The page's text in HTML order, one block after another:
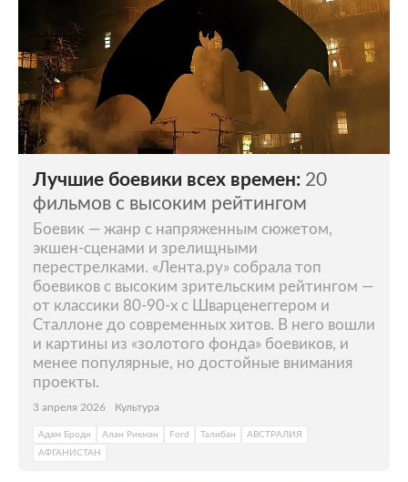
Лучшие боевики всех времен: 20
фильмов с высоким рейтингом
Боевик — жанр с напряженным сюжетом,
экшен‑сценами и зрелищными
перестрелками. «Лента.ру» собрала топ
боевиков с высоким зрительским рейтингом —
от классики 80-90‑х с Шварценеггером и
Сталлоне до современных хитов. В него вошли
и картины из «золотого фонда» боевиков, и
менее популярные, но достойные внимания
проекты.
3 апреля 2026 Культура
Адам Броди Алан Рикман Ford Талибан
АВСТРАЛИЯ
АФГАНИСТАН